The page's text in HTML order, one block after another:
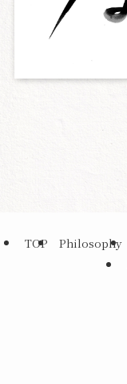
TOP Philosophy